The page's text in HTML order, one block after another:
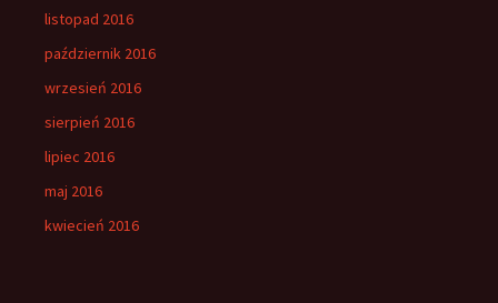
listopad 2016
październik 2016
wrzesień 2016
sierpień 2016
lipiec 2016
maj 2016
kwiecień 2016